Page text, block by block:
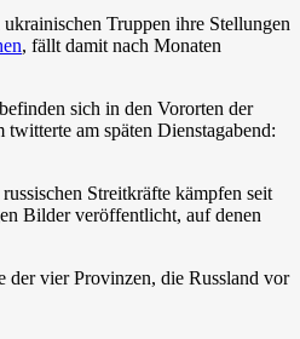
Truppen ihre Stellungen
, fällt damit nach Monaten
sich in den Vororten der
am späten Dienstagabend:
Streitkräfte kämpfen seit
Bilder veröffentlicht, auf denen
vier Provinzen, die Russland vor